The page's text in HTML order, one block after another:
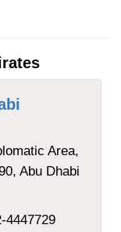
Area,
Abu Dhabi
4447729